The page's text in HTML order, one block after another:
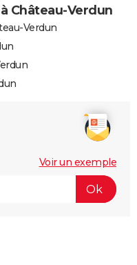
Château-Verdun
Verdun
Voir un exemple